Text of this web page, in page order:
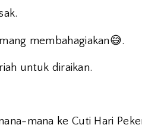
membahagiakan😅.
untuk diraikan.
mana ke Cuti Hari